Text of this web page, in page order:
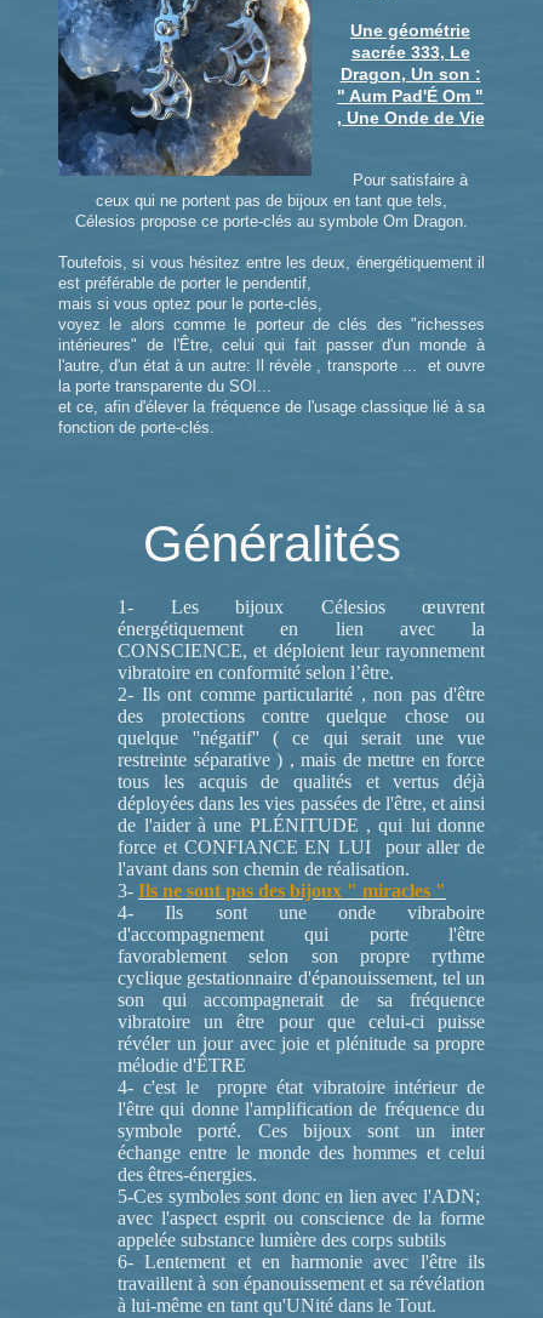
Une géométrie
sacrée 333, Le
Dragon, Un son :
" Aum Pad'É Om "
, Une Onde de Vie
Pour satisfaire à
ceux qui ne portent pas de bijoux en tant que tels,
Célesios propose ce porte-clés au symbole Om Dragon.
Toutefois, si vous hésitez entre les deux, énergétiquement il
est préférable de porter le pendentif,
mais si vous optez pour le porte-clés,
voyez le alors comme le porteur de clés des "richesses
intérieures" de l'Être, celui qui fait passer d'un monde à
l'autre, d'un état à un autre: Il révèle , transporte ... et ouvre
la porte transparente du SOI...
et ce, afin d'élever la fréquence de l'usage classique lié à sa
fonction de porte-clés.
Généralités
1- Les bijoux Célesios œuvrent
énergétiquement en lien avec la
CONSCIENCE, et déploient leur rayonnement
vibratoire en conformité selon l’être.
2- Ils ont comme particularité , non pas d'être
des protections contre quelque chose ou
quelque ''négatif'' ( ce qui serait une vue
restreinte séparative ) , mais de mettre en force
tous les acquis de qualités et vertus déjà
déployées dans les vies passées de l'être, et ainsi
de l'aider à une PLÉNITUDE , qui lui donne
force et CONFIANCE EN LUI pour aller de
l'avant dans son chemin de réalisation.
3-Ils ne sont pas des bijoux " miracles "
4- Ils sont une onde vibraboire
d'accompagnement qui porte l'être
favorablement selon son propre rythme
cyclique gestationnaire d'épanouissement, tel un
son qui accompagnerait de sa fréquence
vibratoire un être pour que celui-ci puisse
révéler un jour avec joie et plénitude sa propre
mélodie d'ÊTRE
4- c'est le propre état vibratoire intérieur de
l'être qui donne l'amplification de fréquence du
symbole porté. Ces bijoux sont un inter
échange entre le monde des hommes et celui
des êtres-énergies.
5-Ces symboles sont donc en lien avec l'ADN;
avec l'aspect esprit ou conscience de la forme
appelée substance lumière des corps subtils
6- Lentement et en harmonie avec l'être ils
travaillent à son épanouissement et sa révélation
à lui-même en tant qu'UNité dans le Tout.